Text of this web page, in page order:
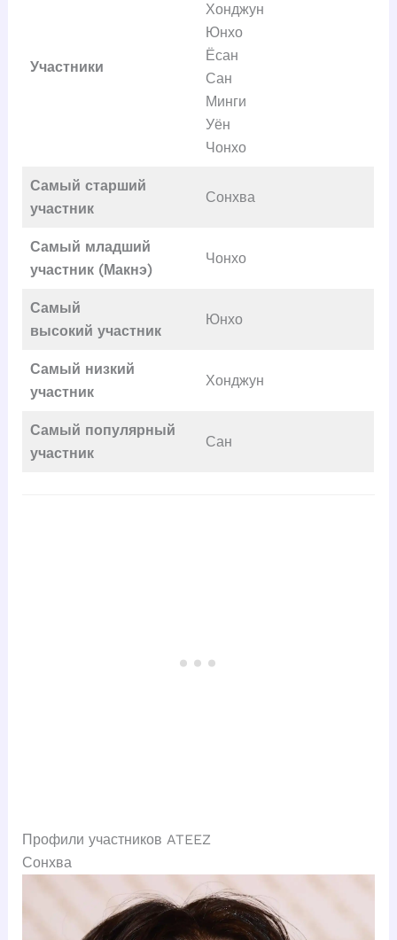
Участники
Хонджун
Юнхо
Ёсан
Сан
Минги
Уён
Чонхо
Самый старший
участник
Сонхва
Самый младший
участник (Макнэ)
Чонхо
Самый
высокий участник
Юнхо
Самый низкий
участник
Хонджун
Самый популярный
участник
Сан
Профили участников ATEEZ
Сонхва